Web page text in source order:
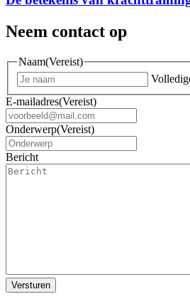
Neem contact op
Naam(Vereist)
E-mailadres(Vereist)
Onderwerp(Vereist)
Bericht